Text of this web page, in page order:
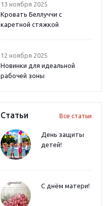
13 ноября 2025
Кровать Беллуччи с
каретной стяжкой
12 ноября 2025
Новинки для идеальной
рабочей зоны
Статьи Все статьи
День защиты
детей!
С днём матери!